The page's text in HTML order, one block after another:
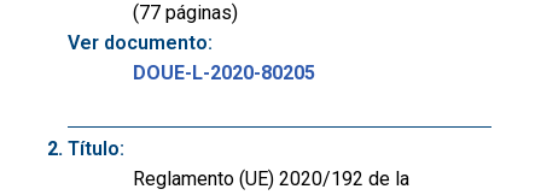
(77 páginas)
Ver documento:
DOUE-L-2020-80205
Título:
Reglamento (UE) 2020/192 de la